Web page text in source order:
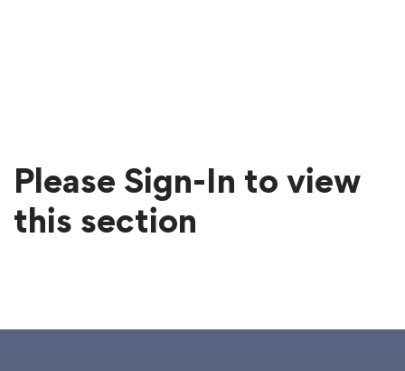
Please Sign-In to view
this section